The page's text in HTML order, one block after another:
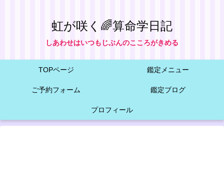
虹が咲く🌈算命学日記
しあわせはいつもじぶんのこころがきめる
TOPページ 鑑定メニュー
ご予約フォーム 鑑定ブログ
プロフィール